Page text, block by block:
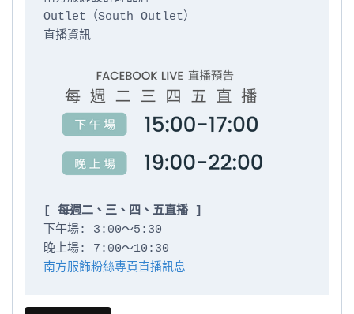
Outlet（South Outlet）
直播資訊
[ 每週二、三、四、五直播 ]
下午場: 3:00～5:30
南方服飾粉絲專頁直播訊息